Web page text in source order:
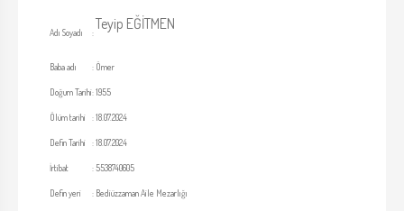
Adı Soyadı :Teyip EĞİTMEN
Baba adı : Ömer
Doğum Tarihi:1955
Ölüm tarihi :18.07.2024
Defin Tarihi :18.07.2024
İrtibat :5538740605
Defin yeri : Bediüzzaman Aile Mezarlığı